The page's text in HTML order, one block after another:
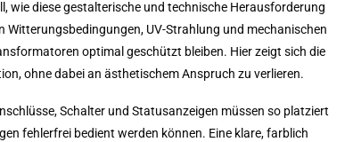
wie diese gestalterische und technische Herausforderung
UV-Strahlung und mechanischen
optimal geschützt bleiben. Hier zeigt sich die
ohne dabei an ästhetischem Anspruch zu verlieren.
Schalter und Statusanzeigen müssen so platziert
fehlerfrei bedient werden können. Eine klare, farblich